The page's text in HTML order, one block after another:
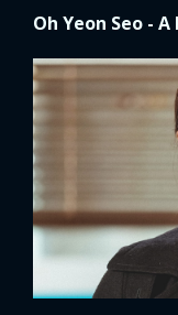
Oh Yeon Seo -